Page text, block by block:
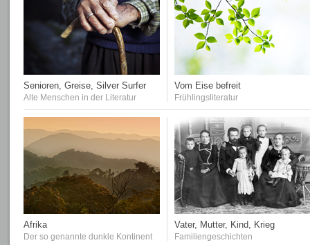
Senioren, Greise, Silver Surfer
Alte Menschen in der Literatur
Vom Eise befreit
Frühlingsliteratur
Afrika
Der so genannte dunkle Kontinent
Vater, Mutter, Kind, Krieg
Familiengeschichten